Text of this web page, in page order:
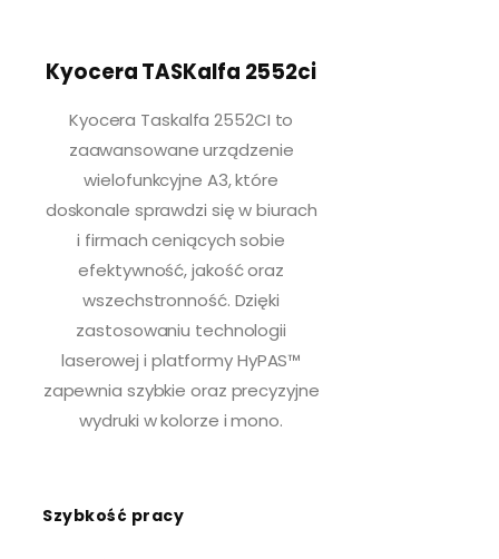
e
r
K
2
Kyocera TASKalfa 2552ci
Kyocera Taskalfa 2552CI to
zaawansowane urządzenie
wielofunkcyjne A3, które
doskonale sprawdzi się w biurach
i firmach ceniących sobie
efektywność, jakość oraz
wszechstronność. Dzięki
zastosowaniu technologii
laserowej i platformy HyPAS™
zapewnia szybkie oraz precyzyjne
wydruki w kolorze i mono.
Szybkość pracy